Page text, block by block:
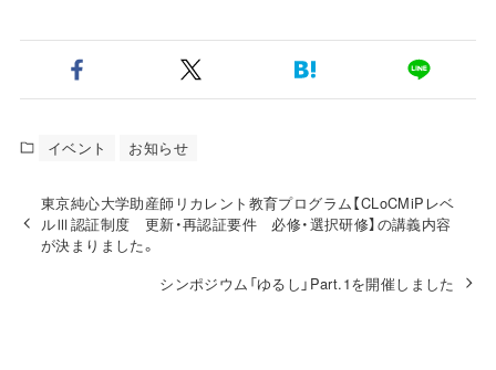
イベント お知らせ
東京純心大学助産師リカレント教育プログラム【CLoCMiPレベ
ルⅢ認証制度 更新・再認証要件 必修・選択研修】の講義内容
が決まりました。
シンポジウム「ゆるし」Part.1を開催しました